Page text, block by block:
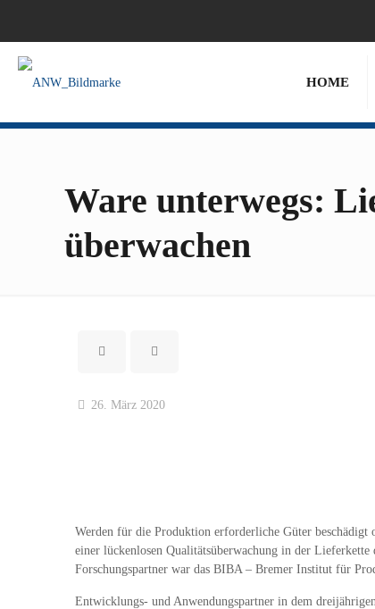
HOME
Ware unterwegs:
überwachen
26. März 2020
Werden für die Produktion erforderliche Güter
einer lückenlosen Qualitätsüberwachung in der
Forschungspartner war das BIBA – Bremer Institut für
Entwicklungs- und Anwendungspartner in dem